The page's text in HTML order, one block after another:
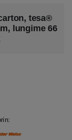
tesa®
lungime 66